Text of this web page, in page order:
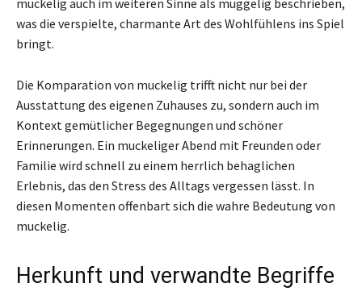
was die verspielte, charmante Art des Wohlfühlens ins Spiel
bringt.
Die Komparation von muckelig trifft nicht nur bei der
Ausstattung des eigenen Zuhauses zu, sondern auch im
Kontext gemütlicher Begegnungen und schöner
Erinnerungen. Ein muckeliger Abend mit Freunden oder
Familie wird schnell zu einem herrlich behaglichen
Erlebnis, das den Stress des Alltags vergessen lässt. In
diesen Momenten offenbart sich die wahre Bedeutung von
muckelig.
Herkunft und verwandte Begriffe